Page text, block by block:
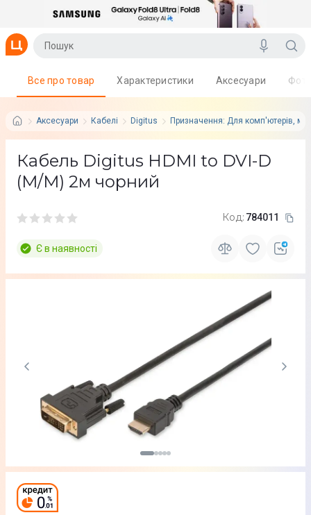
Аксесуари Кабелі Digitus Призначення: Для комп'ютерів,
Все про товар Характеристики Аксесуари
Кабель Digitus HDMI to DVI-D
(M/M) 2м чорний
Код: 784011
Є в наявності